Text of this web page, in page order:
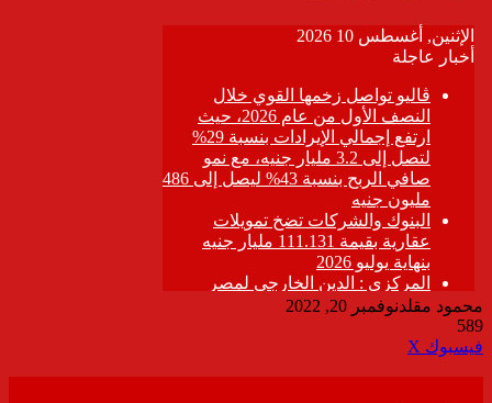
محمود مقلدنوفمبر 20, 2022
589
فيسبوك ‫X